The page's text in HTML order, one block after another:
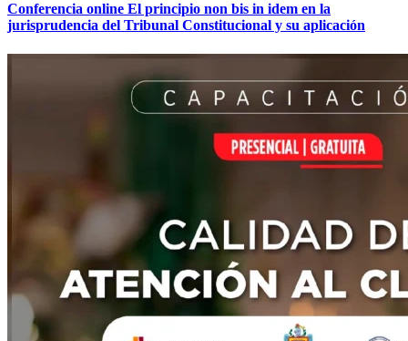
Conferencia online El principio non bis in idem en la
jurisprudencia del Tribunal Constitucional y su aplicación